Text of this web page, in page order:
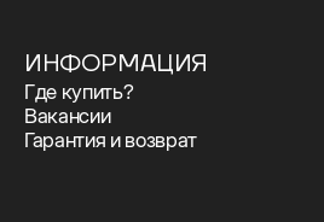
ИНФОРМАЦИЯ
Где купить?
Вакансии
Гарантия и возврат